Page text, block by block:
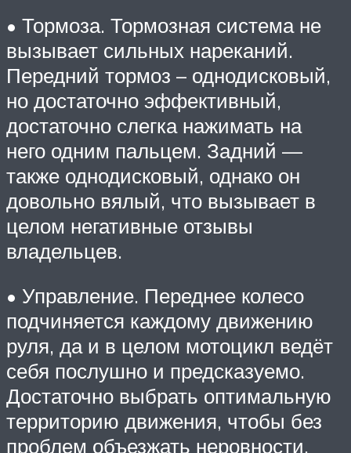
• Тормоза. Тормозная система не
вызывает сильных нареканий.
Передний тормоз – однодисковый,
но достаточно эффективный,
достаточно слегка нажимать на
него одним пальцем. Задний —
также однодисковый, однако он
довольно вялый, что вызывает в
целом негативные отзывы
владельцев.
• Управление. Переднее колесо
подчиняется каждому движению
руля, да и в целом мотоцикл ведёт
себя послушно и предсказуемо.
Достаточно выбрать оптимальную
территорию движения, чтобы без
проблем объезжать неровности.